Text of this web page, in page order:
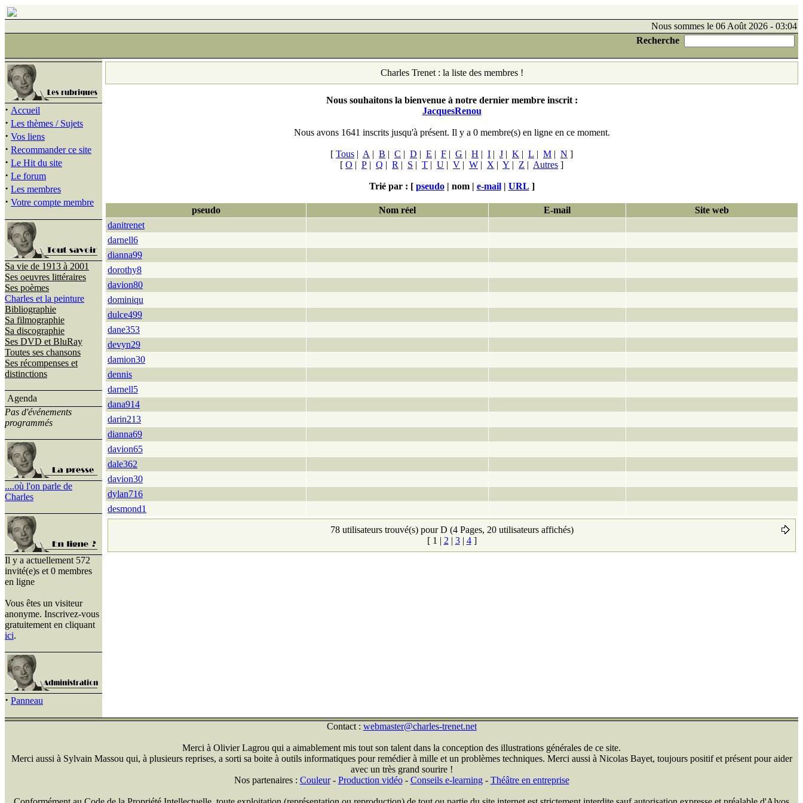
Nous sommes le 06 Août 2026 - 03:04
Recherche
· Accueil
· Les thèmes / Sujets
· Vos liens
· Recommander ce site
· Le Hit du site
· Le forum
· Les membres
· Votre compte membre
Sa vie de 1913 à 2001
Ses oeuvres littéraires
Ses poèmes
Charles et la peinture
Bibliographie
Sa filmographie
Sa discographie
Ses DVD et BluRay
Toutes ses chansons
Ses récompenses et
distinctions
Agenda
Pas d'événements
programmés
....où l'on parle de
Charles
Il y a actuellement 572
invité(e)s et 0 membres
en ligne
Vous êtes un visiteur
anonyme. Inscrivez-vous
gratuitement en cliquant
ici.
· Panneau
Charles Trenet : la liste des membres !
Nous souhaitons la bienvenue à notre dernier membre inscrit :
JacquesRenou
Nous avons 1641 inscrits jusqu'à présent. Il y a 0 membre(s) en ligne en ce moment.
[ Tous | A | B | C | D | E | F | G | H | I | J | K | L | M | N ]
[ O | P | Q | R | S | T | U | V | W | X | Y | Z | Autres ]
Trié par : [ pseudo| nom | e-mail| URL ]
pseudo Nom réel E-mail
Site web
danitrenet
darnell6
dianna99
dorothy8
davion80
dominiqu
dulce499
dane353
devyn29
damion30
dennis
darnell5
dana914
darin213
dianna69
davion65
dale362
davion30
dylan716
desmond1
78 utilisateurs trouvé(s) pour D (4 Pages, 20 utilisateurs affichés)
[ 1 | 2 | 3| 4 ]
Contact : webmaster@charles-trenet.net
Merci à Olivier Lagrou qui a aimablement mis tout son talent dans la conception des illustrations générales de ce site.
Merci aussi à Sylvain Massou qui, à plusieurs reprises, a sorti sa boite à outils informatiques pour remédier à mille et un problèmes techniques. Merci aussi à Nicolas Bayet, toujours positif et présent pour aider
avec un très grand sourire !
Nos partenaires : Couleur- Production vidéo- Conseils e-learning- Théâtre en entreprise